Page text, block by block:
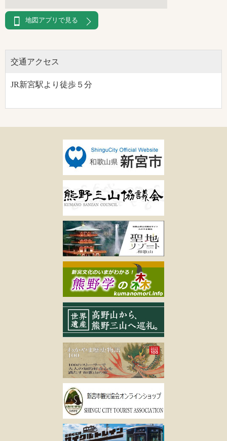
地図アプリで見る
交通アクセス
JR新宮駅より徒歩５分